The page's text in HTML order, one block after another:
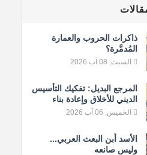
ذاكرات الحروب والعمارة
المُدمَّرة؟
السبت, 08 آب 2026
المرجع البديل: تفكيك التأسيس
الديني للأخلاق وإعادة بناء
المعيار الإنساني
الخميس, 06 آب 2026
الأسد أبن البعث العربي...
وليس صانعه